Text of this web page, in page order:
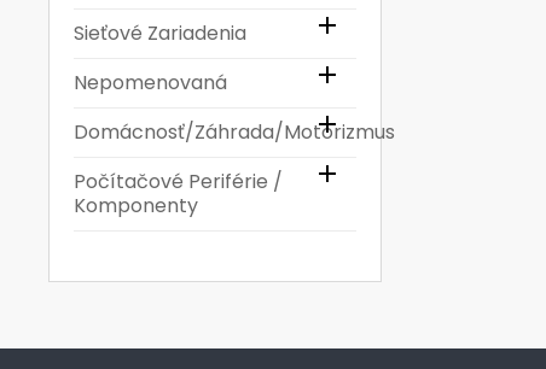
Sieťové Zariadenia 
Nepomenovaná 
Domácnosť/Záhrada/Motorizmus

Počítačové Periférie /
Komponenty
